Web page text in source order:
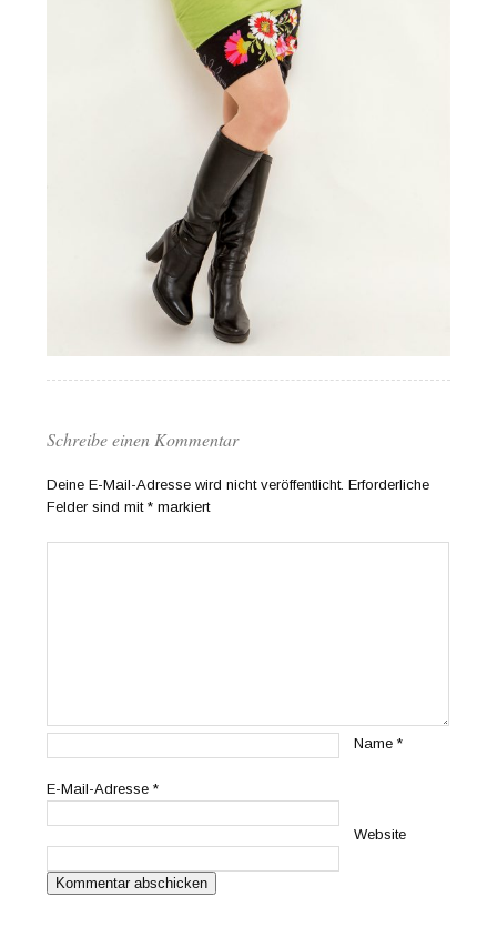
Schreibe einen Kommentar
Deine E-Mail-Adresse wird nicht veröffentlicht. Erforderliche
Felder sind mit* markiert
Name*
E-Mail-Adresse*
Website